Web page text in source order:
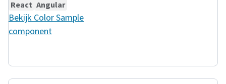
React Angular
Bekijk Color Sample
component